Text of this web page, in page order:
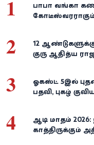
1
பாபா வங்கா
2
12
குரு ஆதித்ய
3
ஓகஸ்ட் 5இல்
பதவி, புகழ்
4
ஆடி மாதம்
காத்திருக்கும்